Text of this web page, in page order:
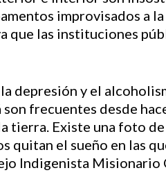
improvisados a
que las instituciones
depresión y el
frecuentes desde
tierra. Existe una foto
quitan el sueño en las
Indigenista Misionario